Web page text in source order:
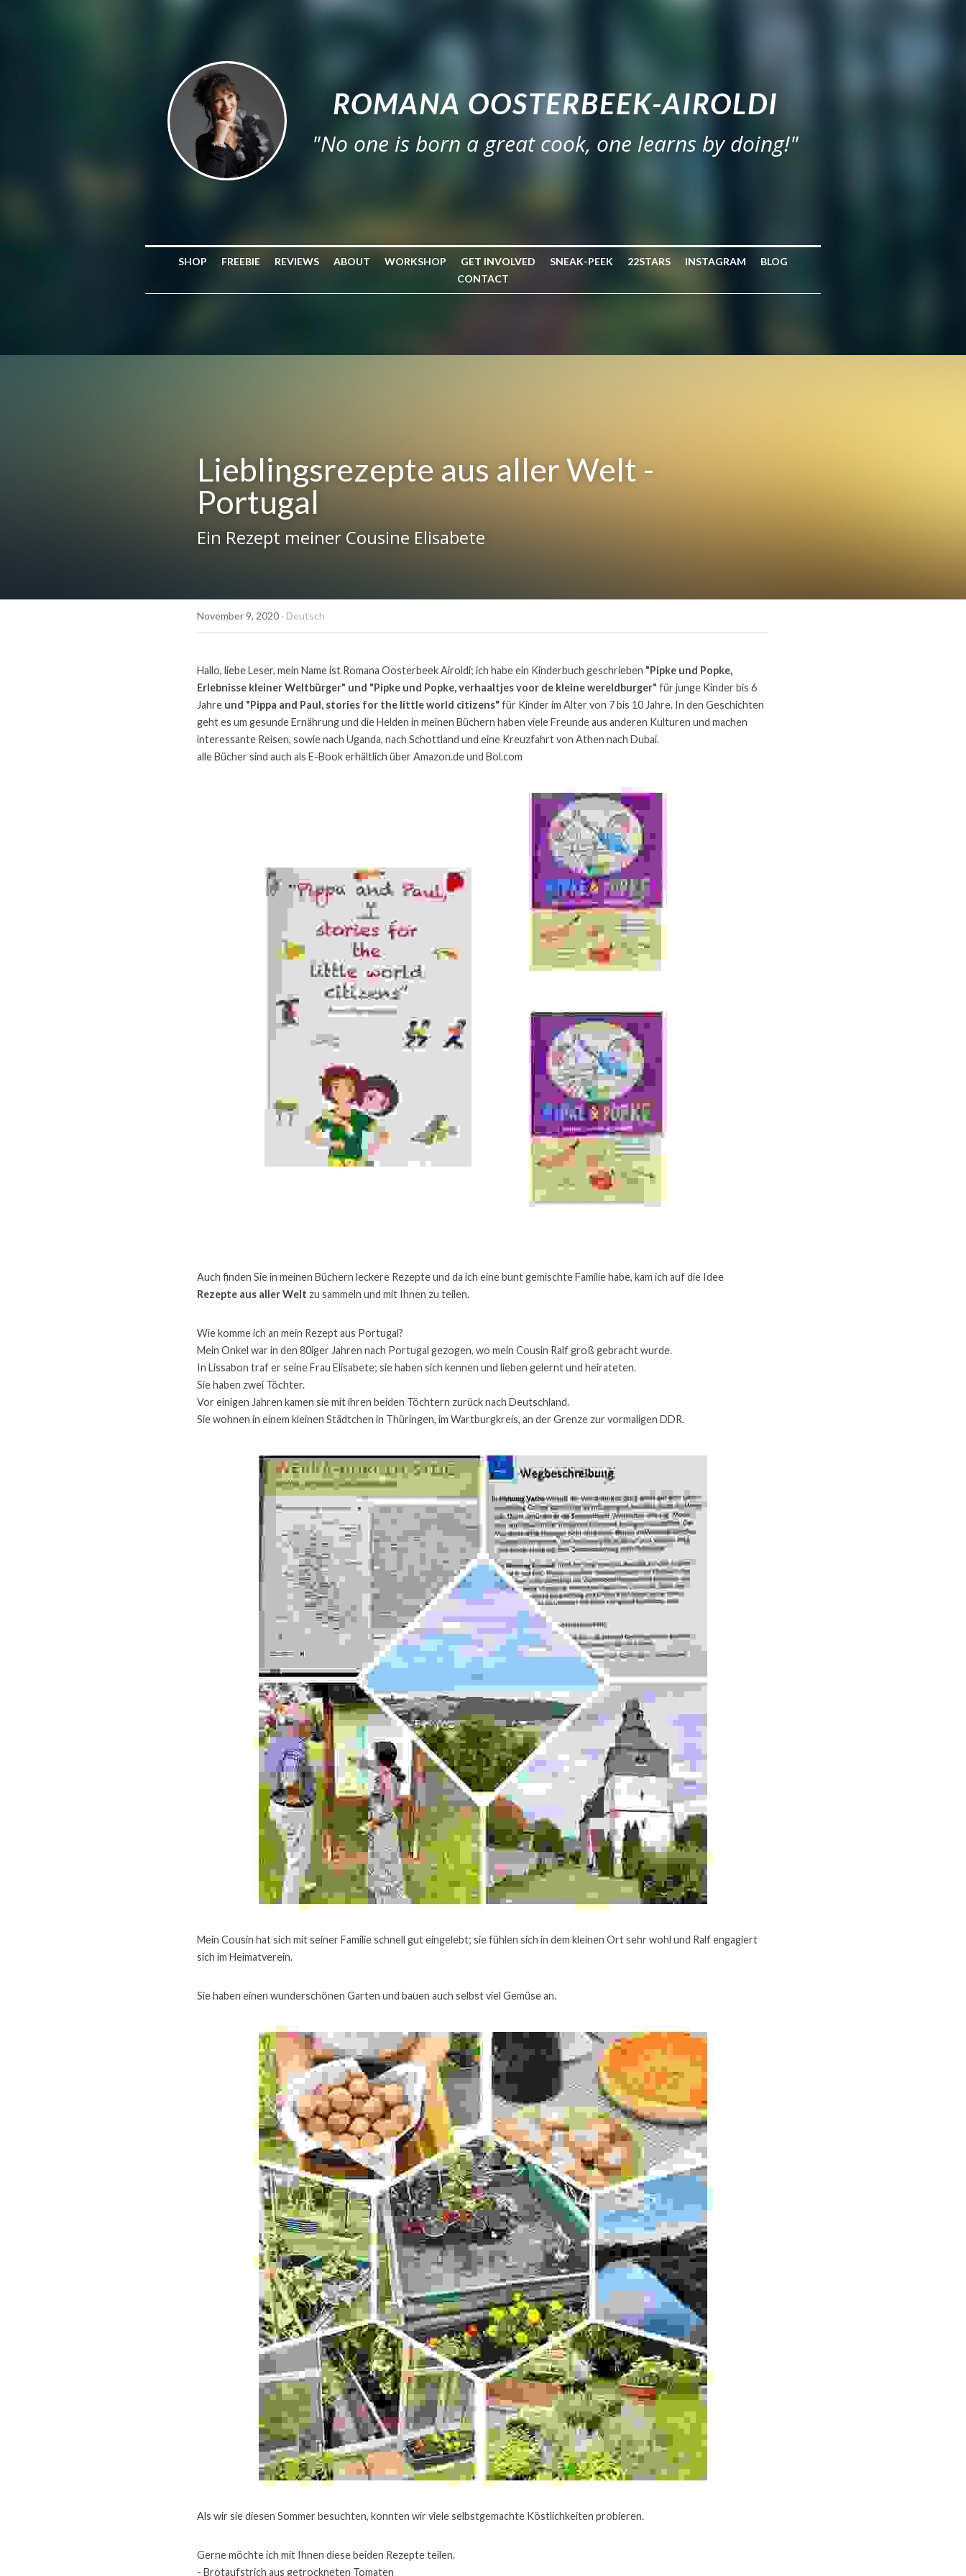
ROMANA OOSTERBEEK-AIROLDI
"No one is born a great cook, one learns by doing!"
SHOP FREEBIE REVIEWS ABOUT WORKSHOP GET INVOLVED SNEAK-PEEK 22STARS INSTAGRAM
BLOG
CONTACT
Lieblingsrezepte aus aller Welt -
Portugal
Ein Rezept meiner Cousine Elisabete
November 9, 2020 · Deutsch
Hallo, liebe Leser, mein Name ist Romana Oosterbeek Airoldi; ich habe ein Kinderbuch geschrieben "Pipke und Popke,
Erlebnisse kleiner Weltbürger" und "Pipke und Popke, verhaaltjes voor de kleine wereldburger" für junge Kinder bis 6
Jahre und "Pippa and Paul, stories for the little world citizens" für Kinder im Alter von 7 bis 10 Jahre. In den Geschichten
geht es um gesunde Ernährung und die Helden in meinen Büchern haben viele Freunde aus anderen Kulturen und machen
interessante Reisen, sowie nach Uganda, nach Schottland und eine Kreuzfahrt von Athen nach Dubai.
alle Bücher sind auch als E-Book erhältlich über Amazon.de und Bol.com
Auch finden Sie in meinen Büchern leckere Rezepte und da ich eine bunt gemischte Familie habe, kam ich auf die Idee
Rezepte aus aller Welt zu sammeln und mit Ihnen zu teilen.
Wie komme ich an mein Rezept aus Portugal?
Mein Onkel war in den 80iger Jahren nach Portugal gezogen, wo mein Cousin Ralf groß gebracht wurde.
In Lissabon traf er seine Frau Elisabete; sie haben sich kennen und lieben gelernt und heirateten.
Sie haben zwei Töchter.
Vor einigen Jahren kamen sie mit ihren beiden Töchtern zurück nach Deutschland.
Sie wohnen in einem kleinen Städtchen in Thüringen, im Wartburgkreis, an der Grenze zur vormaligen DDR.
Mein Cousin hat sich mit seiner Familie schnell gut eingelebt; sie fühlen sich in dem kleinen Ort sehr wohl und Ralf engagiert
sich im Heimatverein.
Sie haben einen wunderschönen Garten und bauen auch selbst viel Gemüse an.
Als wir sie diesen Sommer besuchten, konnten wir viele selbstgemachte Köstlichkeiten probieren.
Gerne möchte ich mit Ihnen diese beiden Rezepte teilen.
- Brotaufstrich aus getrockneten Tomaten